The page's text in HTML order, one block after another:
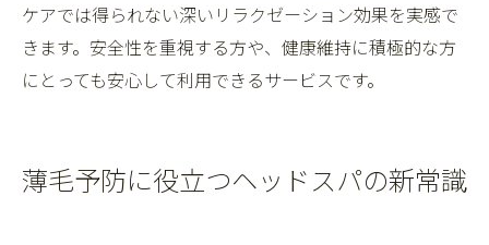
ケアでは得られない深いリラクゼーション効果を実感で
きます。安全性を重視する方や、健康維持に積極的な方
にとっても安心して利用できるサービスです。
薄毛予防に役立つヘッドスパの新常識